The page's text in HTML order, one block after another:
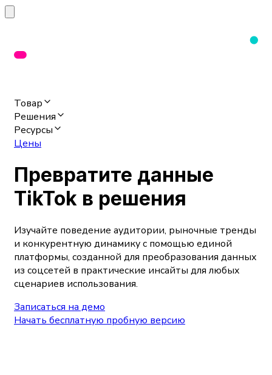
Товар
Решения
Ресурсы
Цены
Превратите данные
TikTok в решения
Изучайте поведение аудитории, рыночные тренды
и конкурентную динамику с помощью единой
платформы, созданной для преобразования данных
из соцсетей в практические инсайты для любых
сценариев использования.
Записаться на демо
Начать бесплатную пробную версию